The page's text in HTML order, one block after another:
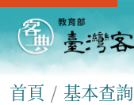
首頁 基本查詢